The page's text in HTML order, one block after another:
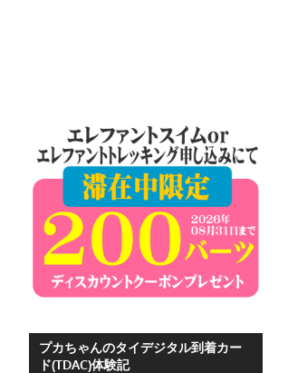
ョ
ナ
や
テプカちゃんのタイデジタル到着カー
ド(TDAC)体験記